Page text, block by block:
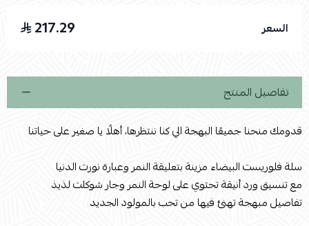
السعر 217.29
تفاصيل المنتج
قدومك منحنا جميعًا البهجة الي كنا ننتظرها، أهلًا يا صغير على حياتنا
سلة فلوريست البيضاء مزينة بتعليقة النمر وعبارة نورت الدنيا
مع تنسيق ورد أنيقة تحتوي على لوحة النمر وجار شوكلت لذيذ
تفاصيل مبهجة تهنئ فيها من تحب بالمولود الجديد